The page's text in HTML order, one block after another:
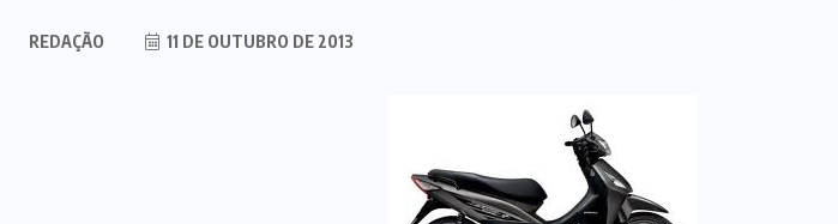
REDAÇÃO 11 DE OUTUBRO DE 2013